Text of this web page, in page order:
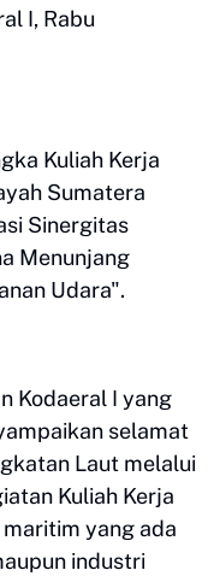
I, Rabu
Kuliah Kerja
Sumatera
Sinergitas
Menunjang
Udara".
Kodaeral I yang
selamat
Laut melalui
Kuliah Kerja
maritim yang ada
industri